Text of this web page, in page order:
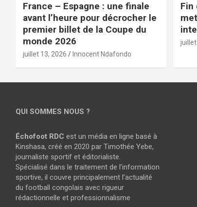
France – Espagne : une finale
avant l’heure pour décrocher le
premier billet de la Coupe du
monde 2026
juillet 13, 2026 Innocent Ndafondo
Fin
QUI SOMMES NOUS ?
Échofoot RDC est un média en ligne basé à
Kinshasa, créé en 2020 par Timothée Yebe,
journaliste sportif et éditorialiste.
Spécialisé dans le traitement de l’information
sportive, il couvre principalement l’actualité
du football congolais avec rigueur
rédactionnelle et professionnalisme